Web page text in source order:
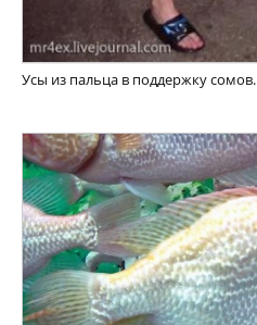
Усы из пальца в поддержку сомов.